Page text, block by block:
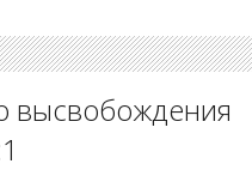
высвобождения